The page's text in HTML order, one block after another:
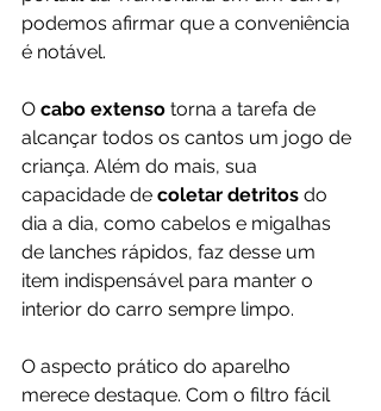
podemos afirmar que a conveniência
é notável.
O cabo extenso torna a tarefa de
alcançar todos os cantos um jogo de
criança. Além do mais, sua
capacidade de coletar detritos do
dia a dia, como cabelos e migalhas
de lanches rápidos, faz desse um
item indispensável para manter o
interior do carro sempre limpo.
O aspecto prático do aparelho
merece destaque. Com o filtro fácil